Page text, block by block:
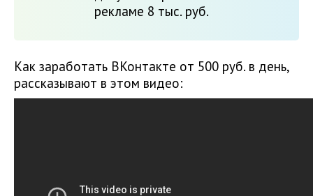
рекламе 8 тыс. руб.
Как заработать ВКонтакте от 500 руб. в день,
рассказывают в этом видео: